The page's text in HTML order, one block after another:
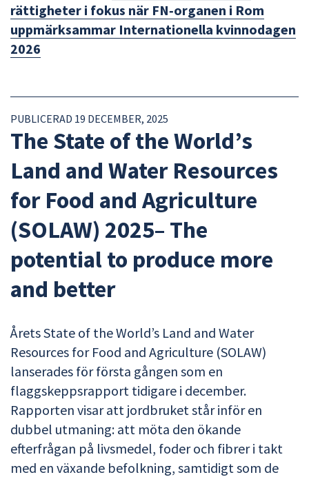
rättigheter i fokus när FN‑organen i Rom
uppmärksammar Internationella kvinnodagen
2026
PUBLICERAD 19 DECEMBER, 2025
The State of the World’s
Land and Water Resources
for Food and Agriculture
(SOLAW) 2025– The
potential to produce more
and better
Årets State of the World’s Land and Water
Resources for Food and Agriculture (SOLAW)
lanserades för första gången som en
flaggskeppsrapport tidigare i december.
Rapporten visar att jordbruket står inför en
dubbel utmaning: att möta den ökande
efterfrågan på livsmedel, foder och fibrer i takt
med en växande befolkning, samtidigt som de